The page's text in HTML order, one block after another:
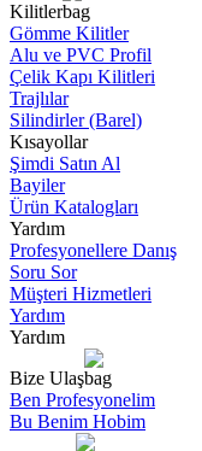
Kilitler
Gömme Kilitler
Alu ve PVC Profil
Çelik Kapı Kilitleri
Trajlılar
Silindirler (Barel)
Kısayollar
Şimdi Satın Al
Bayiler
Ürün Katalogları
Yardım
Profesyonellere Danış
Soru Sor
Müşteri Hizmetleri
Yardım
Yardım
Bize Ulaş
Ben Profesyonelim
Bu Benim Hobim